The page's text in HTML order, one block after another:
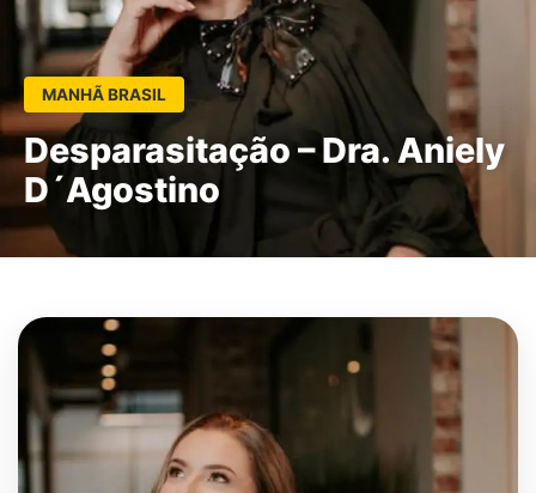
MANHÃ BRASIL
Desparasitação – Dra. Aniely
D´Agostino